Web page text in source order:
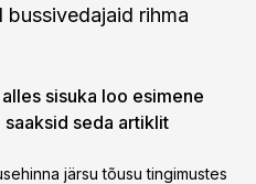
bussivedajaid rihma
sisuka loo esimene
seda artiklit
järsu tõusu tingimustes